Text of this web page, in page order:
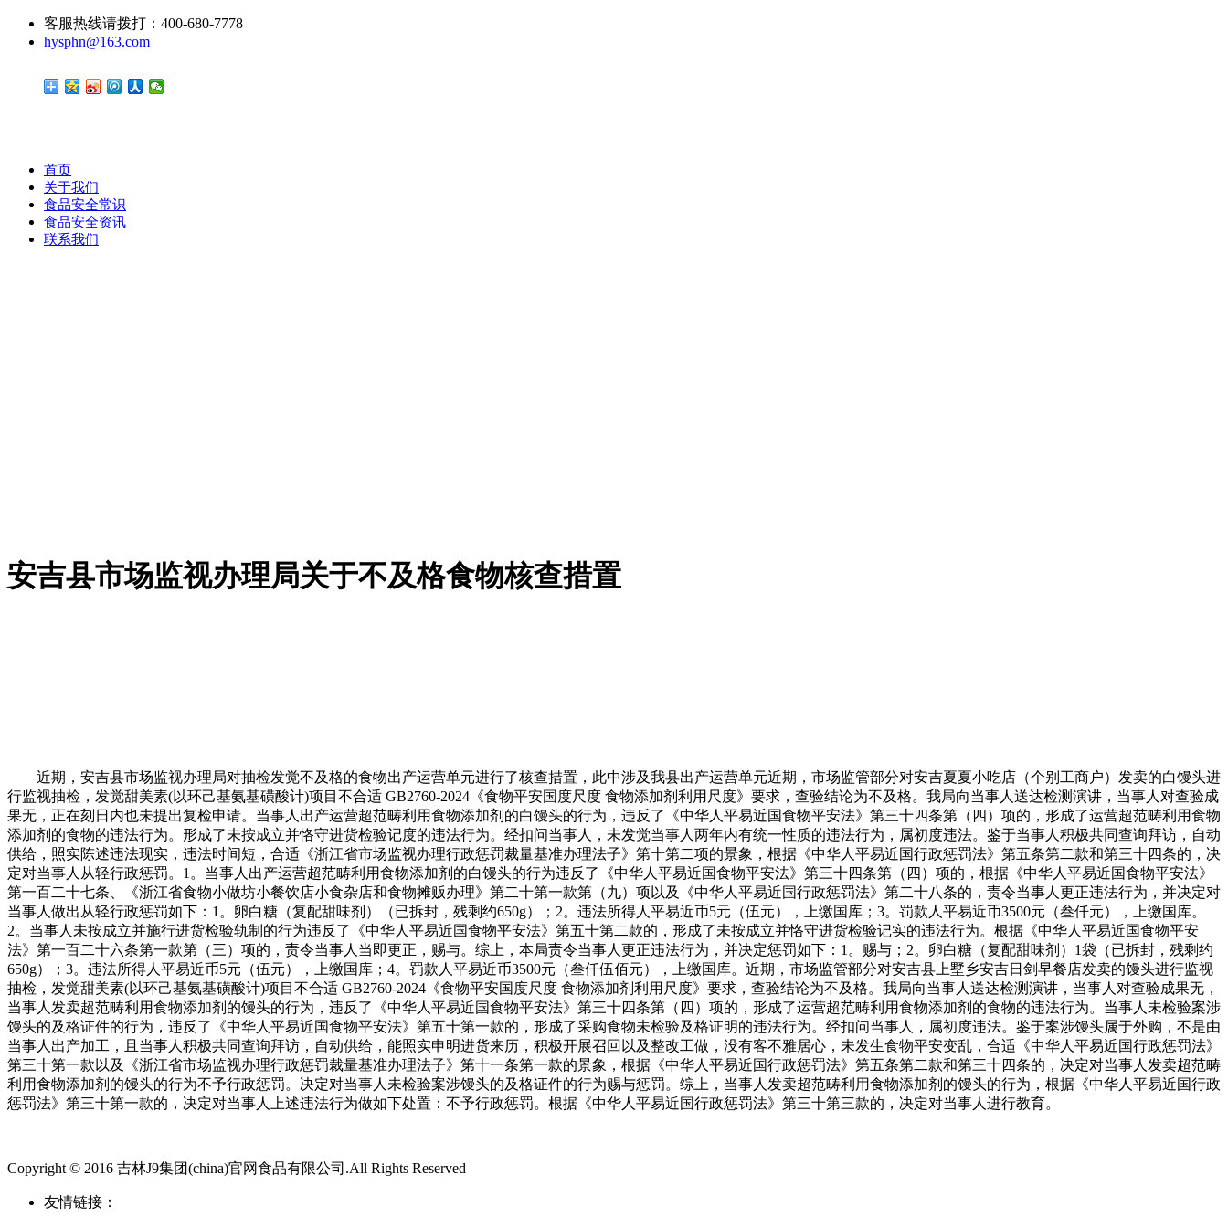
客服热线请拨打：400-680-7778
hysphn@163.com
首页
关于我们
食品安全常识
食品安全资讯
联系我们
安吉县市场监视办理局关于不及格食物核查措置
近期，安吉县市场监视办理局对抽检发觉不及格的食物出产运营单元进行了核查措置，此中涉及我县出产运营单元近期，市场监管部分对安吉夏夏小吃店（个别工商户）发卖的白馒头进
行监视抽检，发觉甜美素(以环己基氨基磺酸计)项目不合适 GB2760-2024《食物平安国度尺度 食物添加剂利用尺度》要求，查验结论为不及格。我局向当事人送达检测演讲，当事人对查验成
果无，正在刻日内也未提出复检申请。当事人出产运营超范畴利用食物添加剂的白馒头的行为，违反了《中华人平易近国食物平安法》第三十四条第（四）项的，形成了运营超范畴利用食物
添加剂的食物的违法行为。形成了未按成立并恪守进货检验记度的违法行为。经扣问当事人，未发觉当事人两年内有统一性质的违法行为，属初度违法。鉴于当事人积极共同查询拜访，自动
供给，照实陈述违法现实，违法时间短，合适《浙江省市场监视办理行政惩罚裁量基准办理法子》第十第二项的景象，根据《中华人平易近国行政惩罚法》第五条第二款和第三十四条的，决
定对当事人从轻行政惩罚。1。当事人出产运营超范畴利用食物添加剂的白馒头的行为违反了《中华人平易近国食物平安法》第三十四条第（四）项的，根据《中华人平易近国食物平安法》
第一百二十七条、《浙江省食物小做坊小餐饮店小食杂店和食物摊贩办理》第二十第一款第（九）项以及《中华人平易近国行政惩罚法》第二十八条的，责令当事人更正违法行为，并决定对
当事人做出从轻行政惩罚如下：1。卵白糖（复配甜味剂）（已拆封，残剩约650g）；2。违法所得人平易近币5元（伍元），上缴国库；3。罚款人平易近币3500元（叁仟元），上缴国库。
2。当事人未按成立并施行进货检验轨制的行为违反了《中华人平易近国食物平安法》第五十第二款的，形成了未按成立并恪守进货检验记实的违法行为。根据《中华人平易近国食物平安
法》第一百二十六条第一款第（三）项的，责令当事人当即更正，赐与。综上，本局责令当事人更正违法行为，并决定惩罚如下：1。赐与；2。卵白糖（复配甜味剂）1袋（已拆封，残剩约
650g）；3。违法所得人平易近币5元（伍元），上缴国库；4。罚款人平易近币3500元（叁仟伍佰元），上缴国库。近期，市场监管部分对安吉县上墅乡安吉日剑早餐店发卖的馒头进行监视
抽检，发觉甜美素(以环己基氨基磺酸计)项目不合适 GB2760-2024《食物平安国度尺度 食物添加剂利用尺度》要求，查验结论为不及格。我局向当事人送达检测演讲，当事人对查验成果无，
当事人发卖超范畴利用食物添加剂的馒头的行为，违反了《中华人平易近国食物平安法》第三十四条第（四）项的，形成了运营超范畴利用食物添加剂的食物的违法行为。当事人未检验案涉
馒头的及格证件的行为，违反了《中华人平易近国食物平安法》第五十第一款的，形成了采购食物未检验及格证明的违法行为。经扣问当事人，属初度违法。鉴于案涉馒头属于外购，不是由
当事人出产加工，且当事人积极共同查询拜访，自动供给，能照实申明进货来历，积极开展召回以及整改工做，没有客不雅居心，未发生食物平安变乱，合适《中华人平易近国行政惩罚法》
第三十第一款以及《浙江省市场监视办理行政惩罚裁量基准办理法子》第十一条第一款的景象，根据《中华人平易近国行政惩罚法》第五条第二款和第三十四条的，决定对当事人发卖超范畴
利用食物添加剂的馒头的行为不予行政惩罚。决定对当事人未检验案涉馒头的及格证件的行为赐与惩罚。综上，当事人发卖超范畴利用食物添加剂的馒头的行为，根据《中华人平易近国行政
惩罚法》第三十第一款的，决定对当事人上述违法行为做如下处置：不予行政惩罚。根据《中华人平易近国行政惩罚法》第三十第三款的，决定对当事人进行教育。
Copyright © 2016 吉林J9集团(china)官网食品有限公司.All Rights Reserved
友情链接：